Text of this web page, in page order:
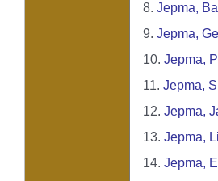
8. Jepma,
9. Jepma,
10. Jepma,
11. Jepma,
12. Jepma,
13. Jepma,
14. Jepma,